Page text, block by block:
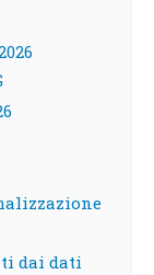
dai dati